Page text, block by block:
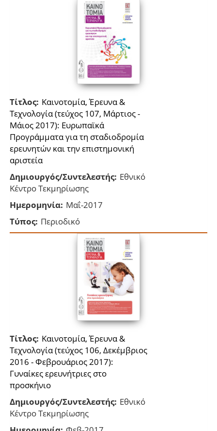
Τίτλος: Καινοτομία, Έρευνα &
Τεχνολογία (τεύχος 107, Μάρτιος -
Μάιος 2017): Ευρωπαϊκά
Προγράμματα για τη σταδιοδρομία
ερευνητών και την επιστημονική
αριστεία
Δημιουργός/Συντελεστής: Εθνικό
Κέντρο Τεκμηρίωσης
Ημερομηνία: Μαΐ-2017
Τύπος: Περιοδικό
Τίτλος: Καινοτομία, Έρευνα &
Τεχνολογία (τεύχος 106, Δεκέμβριος
2016 - Φεβρουάριος 2017):
Γυναίκες ερευνήτριες στο
προσκήνιο
Δημιουργός/Συντελεστής: Εθνικό
Κέντρο Τεκμηρίωσης